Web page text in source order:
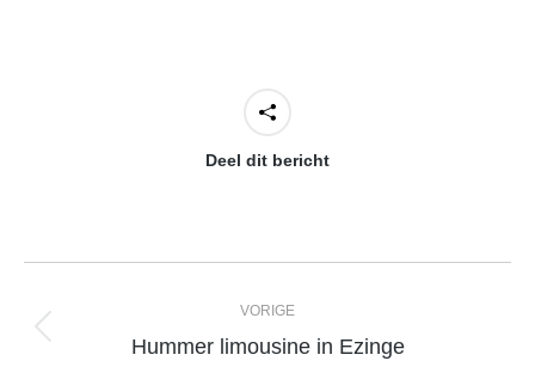
Deel dit bericht
VORIGE
Vorige
Hummer limousine in Ezinge